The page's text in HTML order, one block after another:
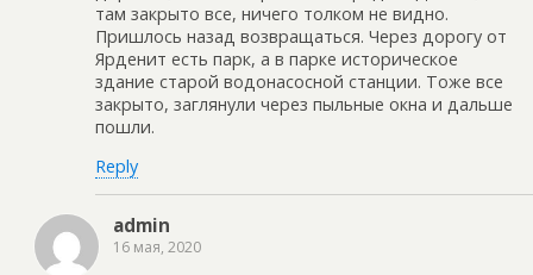
там закрыто все, ничего толком не видно.
Пришлось назад возвращаться. Через дорогу от
Ярденит есть парк, а в парке историческое
здание старой водонасосной станции. Тоже все
закрыто, заглянули через пыльные окна и дальше
пошли.
Reply
admin
16 мая, 2020